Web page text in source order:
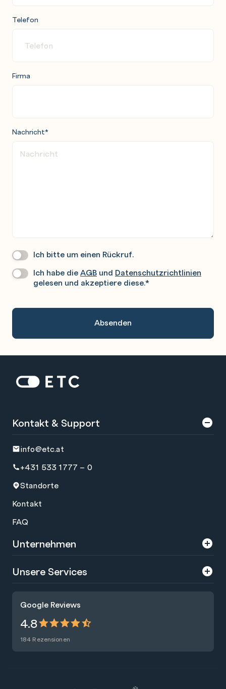
Telefon
Firma
Nachricht*
Wir
Sie
Ich bitte um einen Rückruf.
Datenschutz*
Ich habe dieAGB und Datenschutzrichtlinien
gelesen und akzeptiere diese.*
Startseite: ETC
Google Reviews
4.8
184 Rezensionen
Kontakt & Support
info@etc.at
+431 533 1777 – 0
Standorte
Kontakt
FAQ
Unternehmen
Über uns
Presse
Nachhaltigkeit
Blog
Unsere Services